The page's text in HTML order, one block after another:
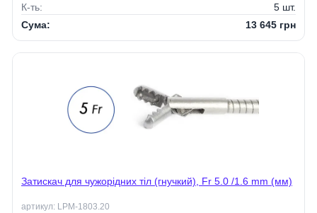
К-ть:
5 шт.
Сума:
13 645 грн
Затискач для чужорідних тіл (гнучкий), Fr 5.0 /1.6 mm (мм)
артикул: LPM-1803.20